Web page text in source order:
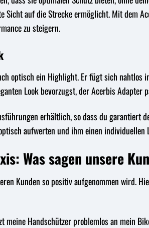
Sicht auf die Strecke ermöglicht. Mit dem
zu steigern.
optisch ein Highlight. Er fügt sich
Look bevorzugst, der Acerbis
erhältlich, so dass du
aufwerten und ihm einen individuellen
Was sagen unsere
Kunden so positiv aufgenommen wird.
Handschützer problemlos an mein